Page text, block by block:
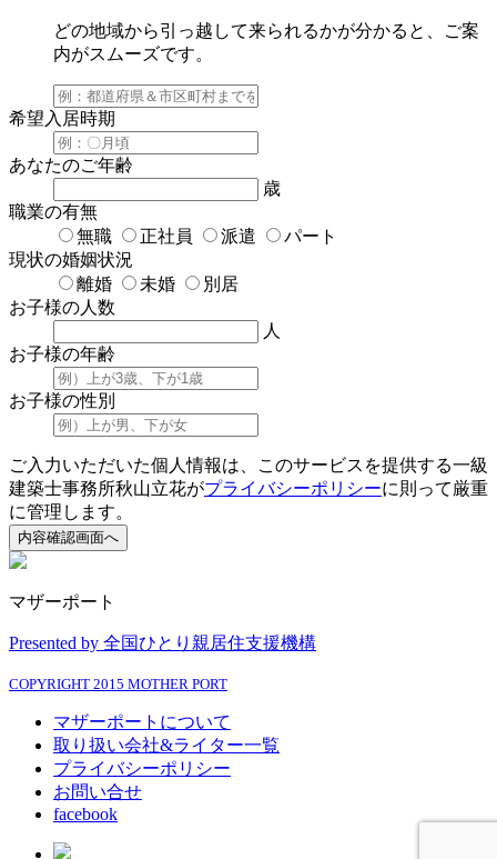
どの地域から引っ越して来られるかが分かると、ご案
内がスムーズです。
希望入居時期
あなたのご年齢
歳
職業の有無
無職
正社員 派遣
パート
現状の婚姻状況
離婚
未婚
別居
お子様の人数
人
お子様の年齢
お子様の性別
ご入力いただいた個人情報は、このサービスを提供する一級
建築士事務所秋山立花がプライバシーポリシーに則って厳重
に管理します。
内容確認画面へ
マザーポート
Presented by 全国ひとり親居住支援機構
COPYRIGHT 2015 MOTHER PORT
マザーポートについて
取り扱い会社&ライター一覧
プライバシーポリシー
お問い合せ
facebook